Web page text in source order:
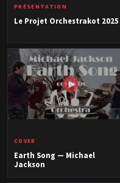
PRÉSENTATION
Le Projet Orchestrakot 2025
COVER
Earth Song — Michael
Jackson